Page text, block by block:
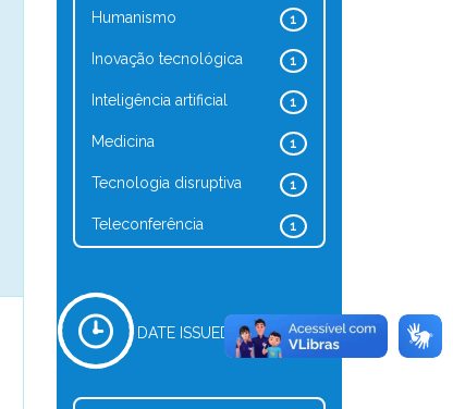
1
Humanismo
1
Inovação tecnológica
1
Inteligência artificial
1
Medicina
1
Tecnologia disruptiva
1
Teleconferência
DATE ISSUED